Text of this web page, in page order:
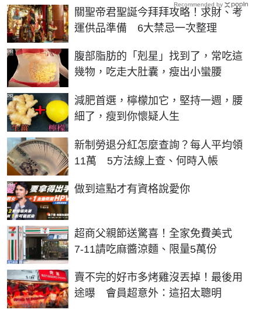
關聖帝君聖誕今拜拜攻略！求財、考
運供品準備 6大禁忌一次整理
腹部脂肪的「剋星」找到了，常吃這
幾物，吃走大肚囊，瘦出小蠻腰
PR
減肥首選，檸檬加它，堅持一週，腰
細了，瘦到你懷疑人生
PR
新制勞退分紅怎麼查詢？每人平均領
11萬 5方法線上查、何時入帳
做到這點才有資格說愛你
PR
超商父親節送驚喜！全家免費美式
7-11請吃麻醬涼麵、限量5萬份
賣不完的好市多烤雞沒丟掉！最後用
途曝 會員超意外：這招太聰明
Recommended by